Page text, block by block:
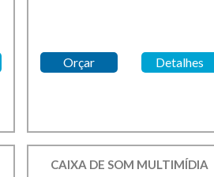
Orçar Detalhes
CAIXA DE SOM MULTIMÍDIA